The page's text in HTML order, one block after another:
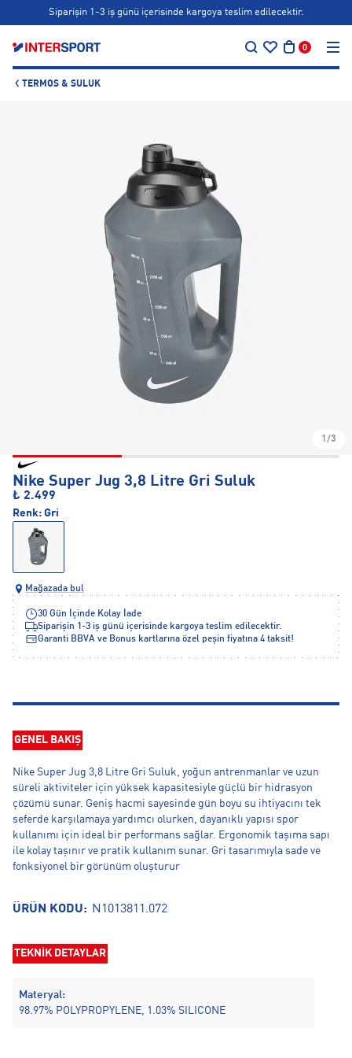
Siparişin 1-3 iş günü içerisinde kargoya teslim edilecektir.
Bonus kartlara özel vade farksız taksit seçenekleri!
0
TERMOS & SULUK
1/3
Nike Super Jug 3,8 Litre Gri Suluk
₺ 2.499
Renk: Gri
Mağazada bul
30 Gün İçinde Kolay İade
Siparişin 1-3 iş günü içerisinde kargoya teslim edilecektir.
Garanti BBVA ve Bonus kartlarına özel peşin fiyatına 4 taksit!
GENEL BAKIŞ
Nike Super Jug 3,8 Litre Gri Suluk, yoğun antrenmanlar ve uzun
süreli aktiviteler için yüksek kapasitesiyle güçlü bir hidrasyon
çözümü sunar. Geniş hacmi sayesinde gün boyu su ihtiyacını tek
seferde karşılamaya yardımcı olurken, dayanıklı yapısı spor
kullanımı için ideal bir performans sağlar. Ergonomik taşıma sapı
ile kolay taşınır ve pratik kullanım sunar. Gri tasarımıyla sade ve
fonksiyonel bir görünüm oluşturur
ÜRÜN KODU: N1013811.072
TEKNİK DETAYLAR
Materyal:
98.97% POLYPROPYLENE, 1.03% SILICONE